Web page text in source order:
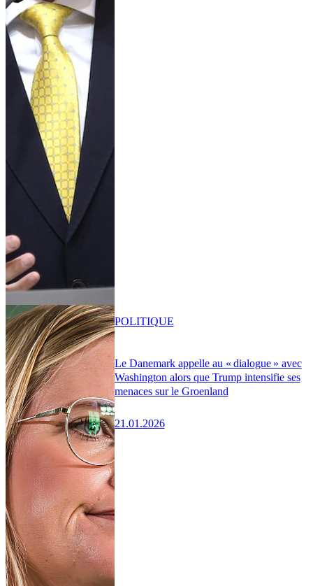
Le Danemark appelle au « dialogue » avec
Washington alors que Trump intensifie ses
menaces sur le Groenland
21.01.2026
POLITIQUE